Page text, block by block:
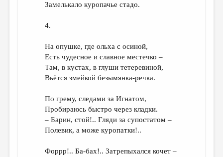
Замелькало куропачье стадо.
4.
На опушке, где ольха с осиной,
Есть чудесное и славное местечко –
Там, в кустах, в глуши тетеревиной,
Вьётся змейкой безымянка-речка.
По грему, следами за Игнатом,
Пробираюсь быстро через кладки.
– Барин, стой!.. Гляди за супостатом –
Полевик, а може куропатки!..
Форрр!.. Ба-бах!.. Затрепыхался кочет –